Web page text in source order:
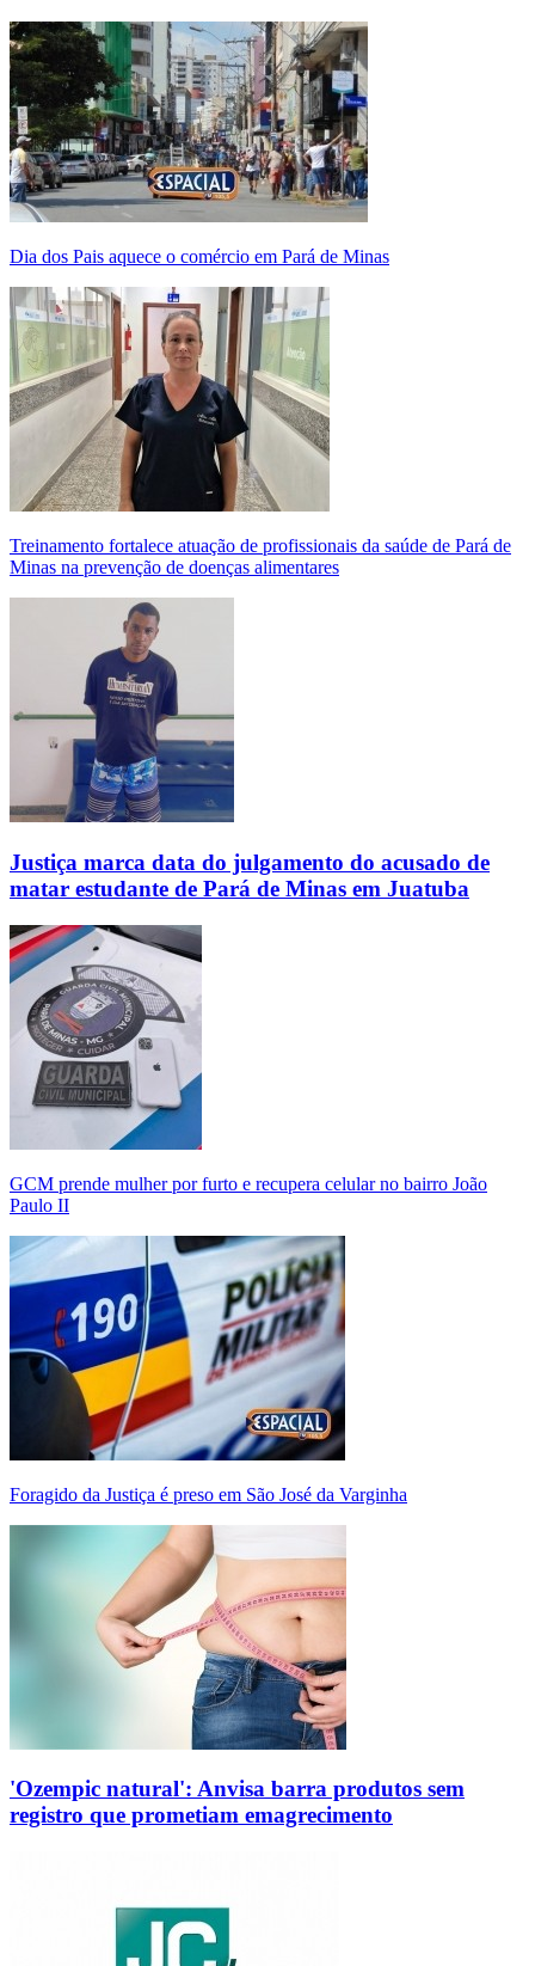
Dia dos Pais aquece o comércio em Pará de Minas
Treinamento fortalece atuação de profissionais da saúde de Pará de
Minas na prevenção de doenças alimentares
Justiça marca data do julgamento do acusado de
matar estudante de Pará de Minas em Juatuba
GCM prende mulher por furto e recupera celular no bairro João
Paulo II
Foragido da Justiça é preso em São José da Varginha
'Ozempic natural': Anvisa barra produtos sem
registro que prometiam emagrecimento